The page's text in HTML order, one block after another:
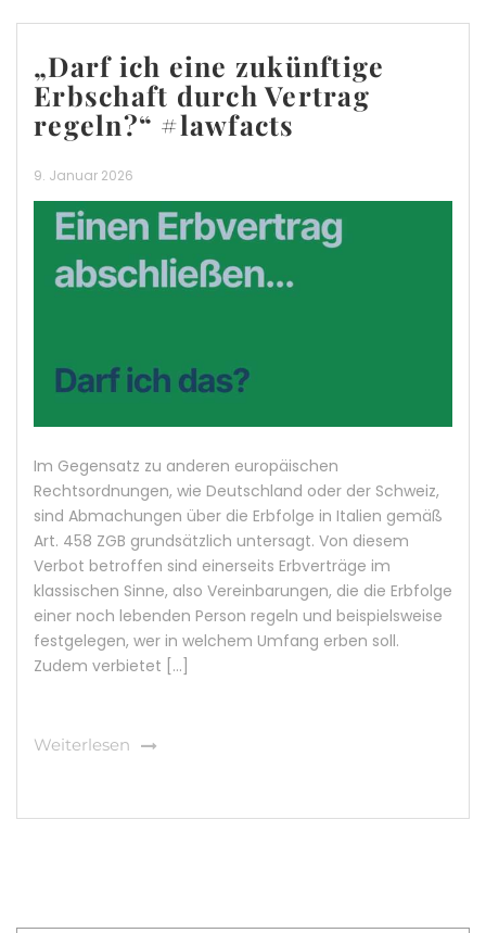
„Darf ich eine zukünftige
Erbschaft durch Vertrag
regeln?“ #lawfacts
9. Januar 2026
Im Gegensatz zu anderen europäischen
Rechtsordnungen, wie Deutschland oder der Schweiz,
sind Abmachungen über die Erbfolge in Italien gemäß
Art. 458 ZGB grundsätzlich untersagt. Von diesem
Verbot betroffen sind einerseits Erbverträge im
klassischen Sinne, also Vereinbarungen, die die Erbfolge
einer noch lebenden Person regeln und beispielsweise
festgelegen, wer in welchem Umfang erben soll.
Zudem verbietet […]
Weiterlesen